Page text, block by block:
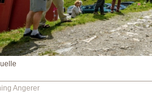
Angerer